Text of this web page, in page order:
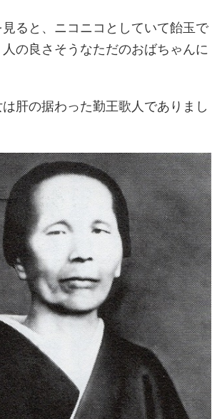
ると、ニコニコとしていて飴玉で
の良さそうなただのおばちゃんに
肝の据わった勤王歌人でありまし